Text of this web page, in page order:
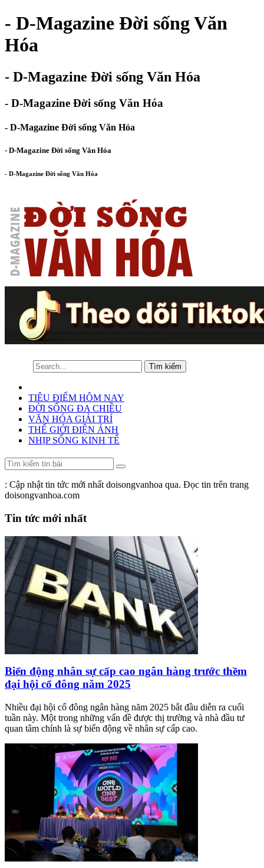
- D-Magazine Đời sống Văn
Hóa
- D-Magazine Đời sống Văn Hóa
- D-Magazine Đời sống Văn Hóa
- D-Magazine Đời sống Văn Hóa
- D-Magazine Đời sống Văn Hóa
- D-Magazine Đời sống Văn Hóa
TIÊU ĐIỂM HÔM NAY
ĐỜI SỐNG ĐA CHIỀU
VĂN HÓA GIẢI TRÍ
THẾ GIỚI ĐIỆN ẢNH
NHỊP SỐNG KINH TẾ
: Cập nhật tin tức mới nhất doisongvanhoa qua. Đọc tin trên trang
doisongvanhoa.com
Tin tức mới nhất
Biến động nhân sự cấp cao ngân hàng trước thềm
đại hội cổ đông năm 2025
Nhiều đại hội cổ đông ngân hàng năm 2025 bắt đầu diễn ra cuối
tuần này. Một trong những vấn đề được thị trường và nhà đầu tư
quan tâm chính là sự biến động về nhân sự cấp cao.